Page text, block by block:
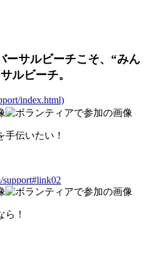
ーサルビーチこそ、“みん
ルビーチ。
index.html)
伝いたい！
support#link02
！